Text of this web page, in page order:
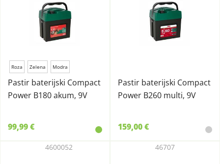
Roza Zelena Modra
Pastir baterijski Compact
Power B180 akum, 9V
99,99 €
Pastir baterijski Compact
Power B260 multi, 9V
159,00 €
4600052 46707